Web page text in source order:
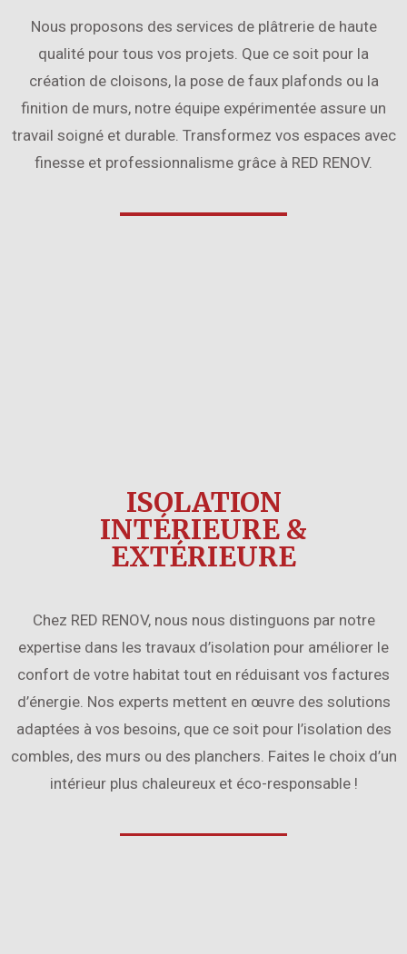
Nous proposons des services de plâtrerie de haute
qualité pour tous vos projets. Que ce soit pour la
création de cloisons, la pose de faux plafonds ou la
finition de murs, notre équipe expérimentée assure un
travail soigné et durable. Transformez vos espaces avec
finesse et professionnalisme grâce à RED RENOV.
ISOLATION
INTÉRIEURE &
EXTÉRIEURE
Chez RED RENOV, nous nous distinguons par notre
expertise dans les travaux d’isolation pour améliorer le
confort de votre habitat tout en réduisant vos factures
d’énergie. Nos experts mettent en œuvre des solutions
adaptées à vos besoins, que ce soit pour l’isolation des
combles, des murs ou des planchers. Faites le choix d’un
intérieur plus chaleureux et éco-responsable !